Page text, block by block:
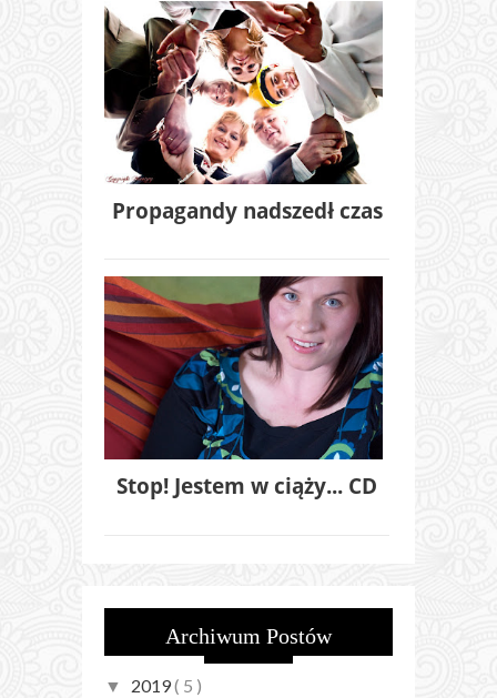
Propagandy nadszedł czas
Stop! Jestem w ciąży... CD
Archiwum Postów
▼ 2019( 5 )